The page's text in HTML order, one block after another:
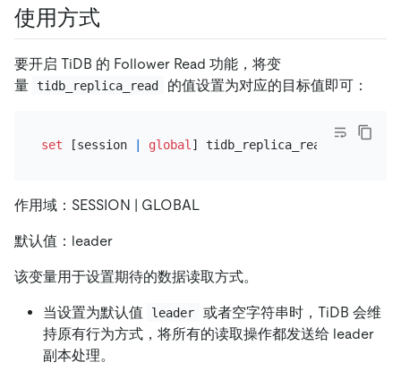
使用方式
要开启 TiDB 的 Follower Read 功能，将变
量 tidb_replica_read 的值设置为对应的目标值即可：
set [session global ] tidb_replica_read '<目标
作用域：SESSION | GLOBAL
默认值：leader
该变量用于设置期待的数据读取方式。
当设置为默认值 leader
或者空字符串时，TiDB 会维
持原有行为方式，将所有的读取操作都发送给 leader
副本处理。